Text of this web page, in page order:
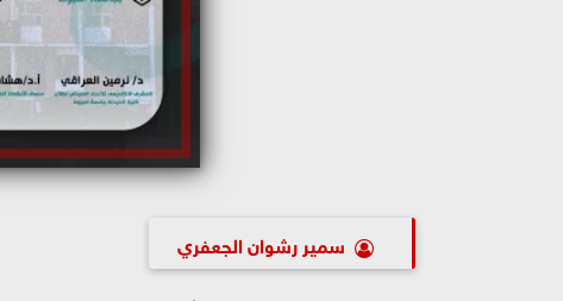
سمير رشوان الجعفري